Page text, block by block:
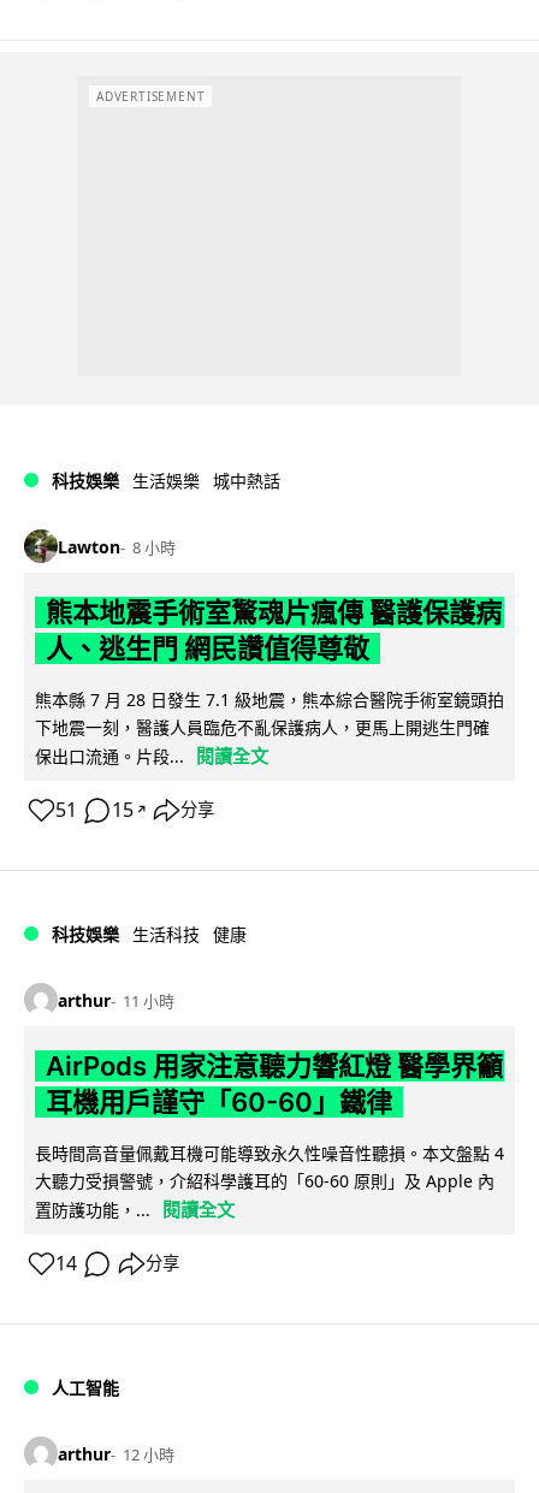
ADVERTISEMENT
科技娛樂 生活娛樂 城中熱話
Lawton 8 小時
熊本地震手術室驚魂片瘋傳 醫護保護病
人、逃生門 網民讚值得尊敬
熊本縣 7 月 28 日發生 7.1 級地震，熊本綜合醫院手術室鏡頭拍
下地震一刻，醫護人員臨危不亂保護病人，更馬上開逃生門確
保出口流通。片段...
閱讀全文
51 15 ↗ 分享
科技娛樂 生活科技 健康
arthur 11 小時
AirPods 用家注意聽力響紅燈 醫學界籲
耳機用戶謹守「60-60」鐵律
長時間高音量佩戴耳機可能導致永久性噪音性聽損。本文盤點 4
大聽力受損警號，介紹科學護耳的「60-60 原則」及 Apple 內
置防護功能，...
閱讀全文
14 分享
人工智能
arthur 12 小時